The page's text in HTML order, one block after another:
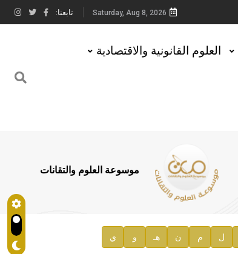
Saturday, Aug 8, 2026 تابعنا:
العلوم القانونية والاقتصادية
موسوعة العلوم والتقانات
ل م ن هـ و ي